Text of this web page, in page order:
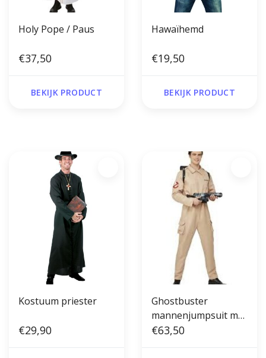
Holy Pope / Paus
€37,50
BEKIJK PRODUCT
Hawaïhemd
€19,50
BEKIJK PRODUCT
Kostuum priester
€29,90
Ghostbuster
mannenjumpsuit met
opblaasbare rugzak
€63,50